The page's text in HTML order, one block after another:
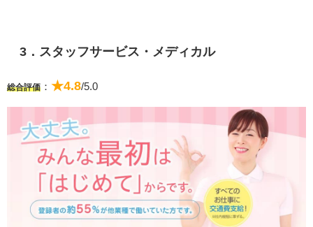
3．スタッフサービス・メディカル
総合評価 ： ★4.8/5.0